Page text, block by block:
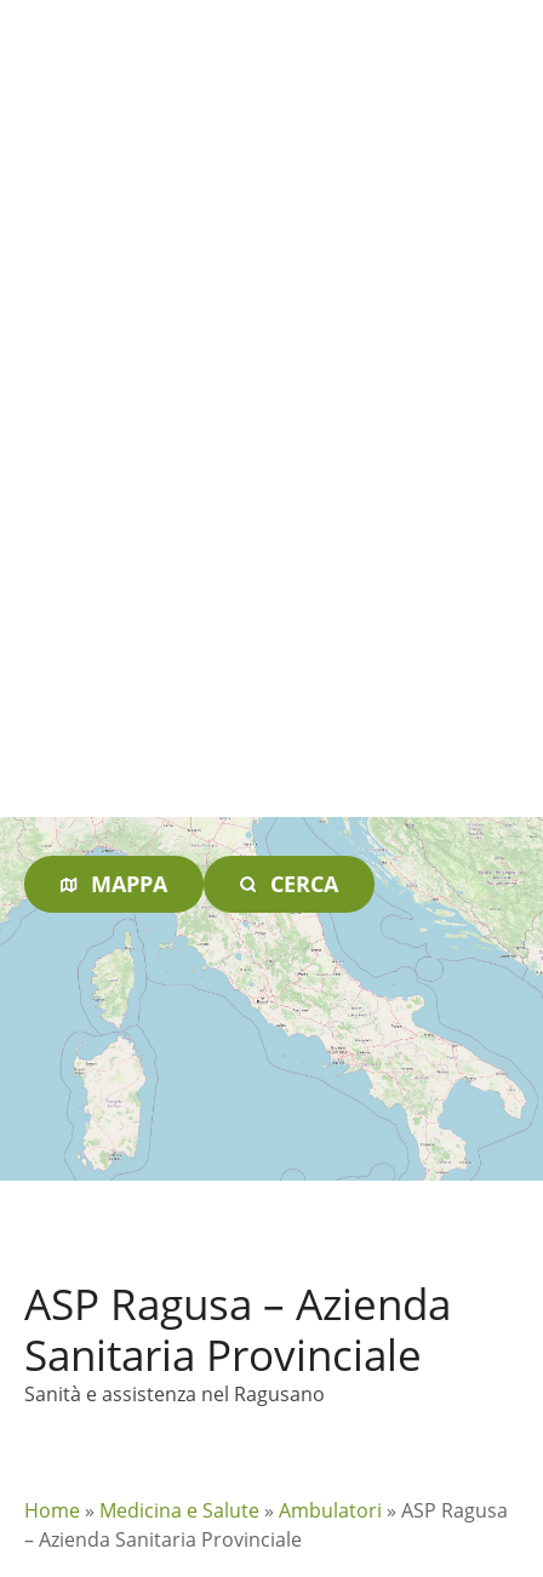
MAPPA CERCA
ASP Ragusa – Azienda
Sanitaria Provinciale
Sanità e assistenza nel Ragusano
Home » Medicina e Salute » Ambulatori » ASP Ragusa
– Azienda Sanitaria Provinciale